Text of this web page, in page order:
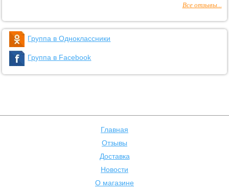
Все отзывы...
Группа в Одноклассники
Группа в Facebook
Главная
Отзывы
Доставка
Новости
О магазине